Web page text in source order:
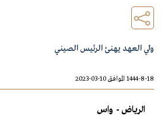
ولي العهد يهنئ الرئيس الصيني
1444-8-18 الموافق 10-03-2023
الرياض - واس